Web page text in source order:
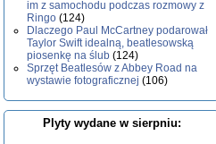
im z samochodu podczas rozmowy z
Ringo (124)
Dlaczego Paul McCartney podarował
Taylor Swift idealną, beatlesowską
piosenkę na ślub (124)
Sprzęt Beatlesów z Abbey Road na
wystawie fotograficznej (106)
Plyty wydane w sierpniu: